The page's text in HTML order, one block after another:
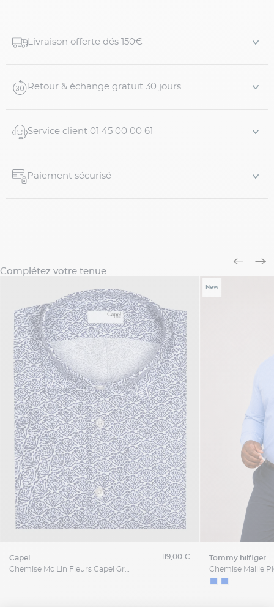
Cette chemise en tissage chevrons souligne votre
silhouette tout en restant confortable. Sa coupe a été
mouvement insoupçonnée.
- 100% coton
Livraison offerte dés 150€
Retour & échange gratuit 30 jours
Service client 01 45 00 00 61
Paiement sécurisé
Complétez votre tenue
capel
Chemise Mc Lin Fleurs Capel Grande Taille
119,00 €
New
tommy hilfiger